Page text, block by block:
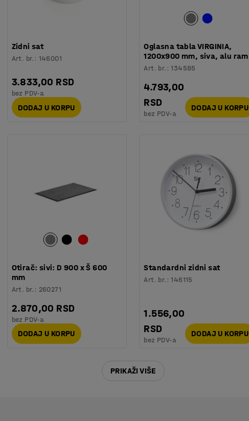
Zidni sat
Art. br. : 146001
3.833,00 RSD
bez PDV-a
DODAJ U KORPU
Oglasna tabla VIRGINIA,
1200x900 mm, siva, alu ram
Art. br. :134585
4.793,00
RSD
bez PDV-a
DODAJ U KORPU
Otirač: sivi: D 900 x Š 600
mm
Art. br. : 260271
2.870,00 RSD
bez PDV-a
DODAJ U KORPU
Standardni zidni sat
Art. br. :146115
1.556,00
RSD
bez PDV-a
DODAJ U KORPU
PRIKAŽI VIŠE